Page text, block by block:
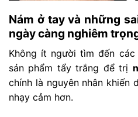
Nám ở tay và những
ngày càng nghiêm
Không ít người tìm đến
sản phẩm tẩy trắng để trị
chính là nguyên nhân khiến
nhạy cảm hơn.